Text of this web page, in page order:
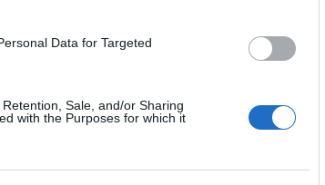
Data for Targeted
Sale, and/or Sharing
with the Purposes for which it
ειδήσεις.